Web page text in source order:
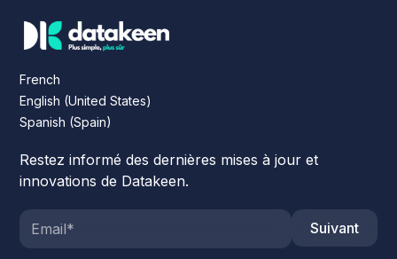
French
English (United States)
Spanish (Spain)
Restez informé des dernières mises à jour et
innovations de Datakeen.
Suivant